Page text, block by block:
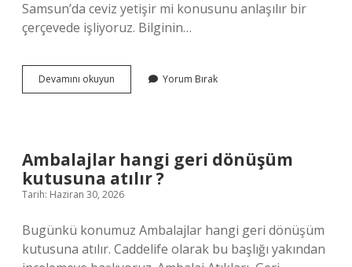
Samsun’da ceviz yetişir mi konusunu anlaşılır bir
çerçevede işliyoruz. Bilginin…
Devamını okuyun Samsun’da
ceviz
Yorum Bırak
Ambalajlar hangi geri dönüşüm
kutusuna atılır ?
Tarih: Haziran 30, 2026
Bugünkü konumuz Ambalajlar hangi geri dönüşüm
kutusuna atılır. Caddelife olarak bu başlığı yakından